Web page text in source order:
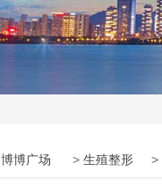
博博广场 > 生殖整形 >